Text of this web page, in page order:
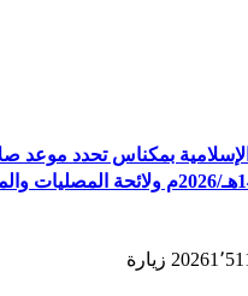
بمكناس تحدد موعد
الأضحى لعام 1447هـ/2026م ولائحة
زيارة